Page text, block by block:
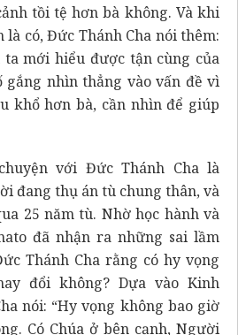
tồi tệ hơn bà không. Và khi
có, Đức Thánh Cha nói thêm:
mới hiểu được tận cùng của
gắng nhìn thẳng vào vấn đề vì
khổ hơn bà, cần nhìn để giúp
với Đức Thánh Cha là
đang thụ án tù chung thân, và
25 năm tù. Nhờ học hành và
đã nhận ra những sai lầm
Thánh Cha rằng có hy vọng
đổi không? Dựa vào Kinh
nói: “Hy vọng không bao giờ
Có Chúa ở bên cạnh, Người